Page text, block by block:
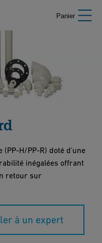
Panier
(PP-H/PP-R) doté d'une
inégalées offrant
retour sur
à un expert